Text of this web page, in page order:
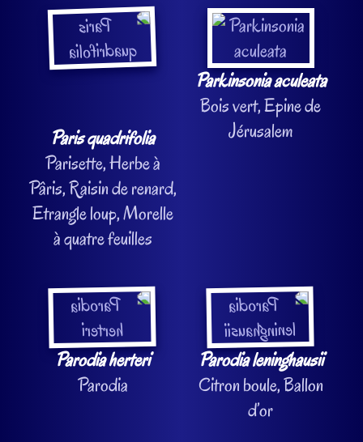
Paris quadrifolia
Parisette, Herbe à
Pâris, Raisin de renard,
Etrangle loup, Morelle
à quatre feuilles
Parkinsonia aculeata
Bois vert, Epine de
Jérusalem
Parodia herteri
Parodia
Parodia leninghausii
Citron boule, Ballon
d’or